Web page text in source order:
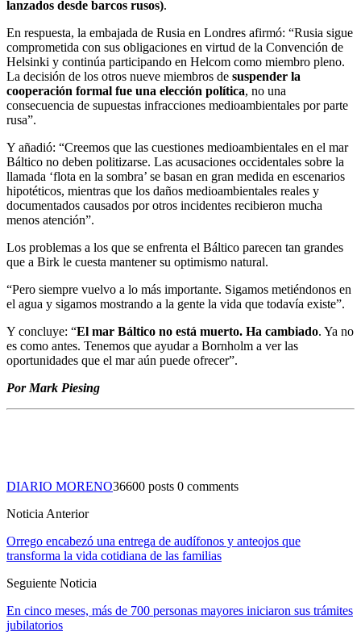
lanzados desde barcos rusos).
En respuesta, la embajada de Rusia en Londres afirmó: “Rusia sigue
comprometida con sus obligaciones en virtud de la Convención de
Helsinki y continúa participando en Helcom como miembro pleno.
La decisión de los otros nueve miembros de suspender la
cooperación formal fue una elección política, no una
consecuencia de supuestas infracciones medioambientales por parte
rusa”.
Y añadió: “Creemos que las cuestiones medioambientales en el mar
Báltico no deben politizarse. Las acusaciones occidentales sobre la
llamada ‘flota en la sombra’ se basan en gran medida en escenarios
hipotéticos, mientras que los daños medioambientales reales y
documentados causados por otros incidentes recibieron mucha
menos atención”.
Los problemas a los que se enfrenta el Báltico parecen tan grandes
que a Birk le cuesta mantener su optimismo natural.
“Pero siempre vuelvo a lo más importante. Sigamos metiéndonos en
el agua y sigamos mostrando a la gente la vida que todavía existe”.
Y concluye: “El mar Báltico no está muerto. Ha cambiado. Ya no
es como antes. Tenemos que ayudar a Bornholm a ver las
oportunidades que el mar aún puede ofrecer”.
Por Mark Piesing
DIARIO MORENO36600 posts 0 comments
Noticia Anterior
Orrego encabezó una entrega de audífonos y anteojos que
transforma la vida cotidiana de las familias
Seguiente Noticia
En cinco meses, más de 700 personas mayores iniciaron sus trámites
jubilatorios